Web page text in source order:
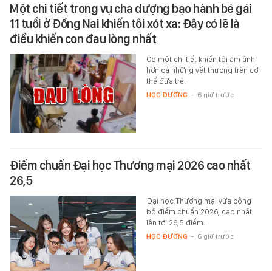
Một chi tiết trong vụ cha dượng bạo hành bé gái
11 tuổi ở Đồng Nai khiến tôi xót xa: Đây có lẽ là
điều khiến con đau lòng nhất
Có một chi tiết khiến tôi ám ảnh
hơn cả những vết thương trên cơ
thể đứa trẻ.
HỌC ĐƯỜNG - 6 giờ trước
Điểm chuẩn Đại học Thương mại 2026 cao nhất
26,5
Đại học Thương mại vừa công
bố điểm chuẩn 2026, cao nhất
lên tới 26,5 điểm.
HỌC ĐƯỜNG - 6 giờ trước